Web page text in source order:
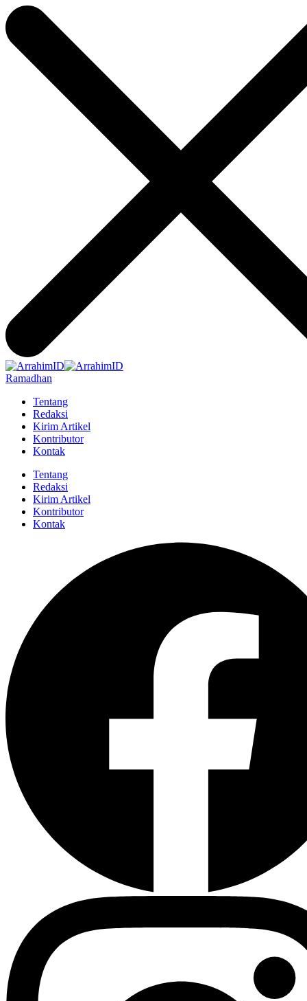
Ramadhan
Tentang
Redaksi
Kirim Artikel
Kontributor
Kontak
Tentang
Redaksi
Kirim Artikel
Kontributor
Kontak